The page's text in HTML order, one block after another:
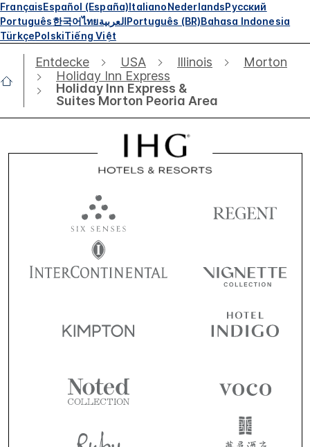
FrançaisEspañol (España) Italiano NederlandsРусский
Português한국어ไทยالعربية Português (BR)Bahasa Indonesia
TürkçePolskiTiếng Việt
Entdecke USA Illinois
Morton
Holiday Inn Express
Holiday Inn Express &
Suites Morton Peoria Area